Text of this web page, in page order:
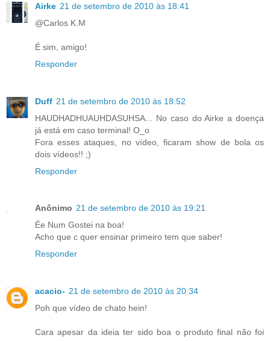
Airke 21 de setembro de 2010 às 18:41
@Carlos K.M
É sim, amigo!
Responder
Duff 21 de setembro de 2010 às 18:52
HAUDHADHUAUHDASUHSA... No caso do Airke a doença
já está em caso terminal! O_o
Fora esses ataques, no vídeo, ficaram show de bola os
dois vídeos!! ;)
Responder
Anônimo 21 de setembro de 2010 às 19:21
Ée Num Gostei na boa!
Acho que c quer ensinar primeiro tem que saber!
Responder
acacio- 21 de setembro de 2010 às 20:34
Poh que vídeo de chato hein!
Cara apesar da ideia ter sido boa o produto final não foi